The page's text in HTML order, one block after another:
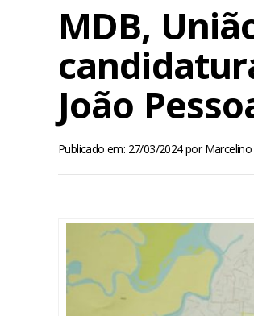
MDB,
João
Publicado em: 27/03/2024por